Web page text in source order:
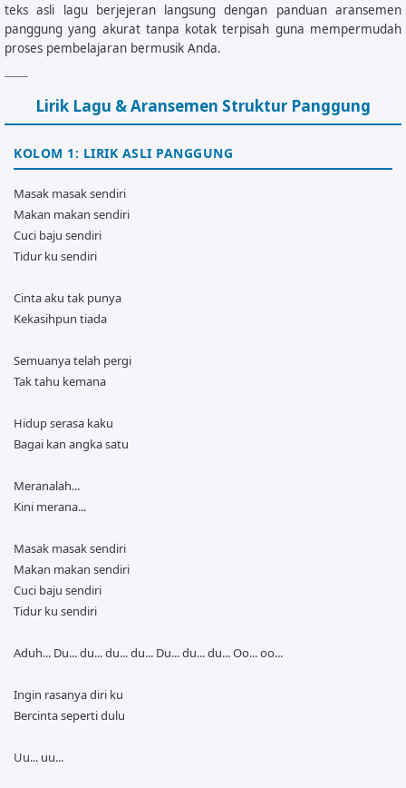
teks asli lagu berjejeran langsung dengan panduan aransemen
panggung yang akurat tanpa kotak terpisah guna mempermudah
proses pembelajaran bermusik Anda.
Lirik Lagu & Aransemen Struktur Panggung
KOLOM 1: LIRIK ASLI PANGGUNG
Masak masak sendiri
Makan makan sendiri
Cuci baju sendiri
Tidur ku sendiri
Cinta aku tak punya
Kekasihpun tiada
Semuanya telah pergi
Tak tahu kemana
Hidup serasa kaku
Bagai kan angka satu
Meranalah...
Kini merana...
Masak masak sendiri
Makan makan sendiri
Cuci baju sendiri
Tidur ku sendiri
Aduh... Du... du... du... du... Du... du... du... Oo... oo...
Ingin rasanya diri ku
Bercinta seperti dulu
Uu... uu...